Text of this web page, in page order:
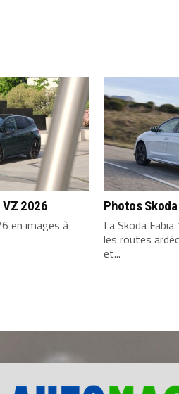
2026
en images à
Photos
La Skoda
les routes
et...